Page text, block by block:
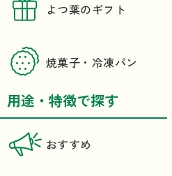
よつ葉のギフト
焼菓子・冷凍パン
用途・特徴で探す
おすすめ